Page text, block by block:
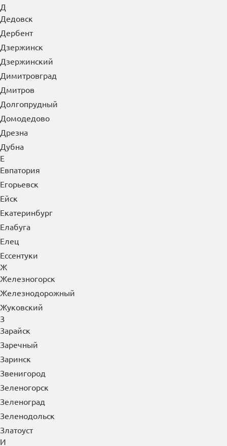
Д
Дедовск
Дербент
Дзержинск
Дзержинский
Димитровград
Дмитров
Долгопрудный
Домодедово
Дрезна
Дубна
Е
Евпатория
Егорьевск
Ейск
Екатеринбург
Елабуга
Елец
Ессентуки
Ж
Железногорск
Железнодорожный
Жуковский
З
Зарайск
Заречный
Заринск
Звенигород
Зеленогорск
Зеленоград
Зеленодольск
Златоуст
И